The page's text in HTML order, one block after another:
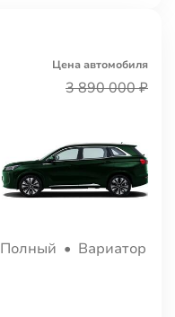
Цена автомобиля
3 890 000 ₽
Полный • Вариатор